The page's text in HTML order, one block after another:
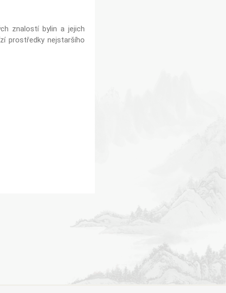
znalostí bylin a jejich
prostředky nejstaršího